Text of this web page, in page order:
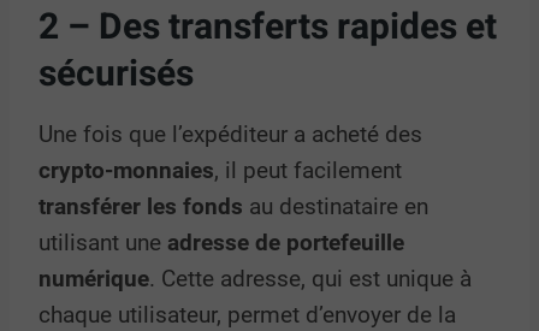
2 – Des transferts rapides et
sécurisés
Une fois que l’expéditeur a acheté des
crypto-monnaies, il peut facilement
transférer les fonds au destinataire en
utilisant une adresse de portefeuille
numérique. Cette adresse, qui est unique à
chaque utilisateur, permet d’envoyer de la